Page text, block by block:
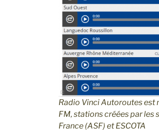
Radio Vinci Autoroutes est
FM, stations créées par les
France (ASF) et ESCOTA